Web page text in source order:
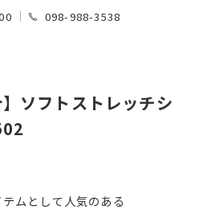
098-988-3538
】ソフトストレッチシ
ムとして人気のある